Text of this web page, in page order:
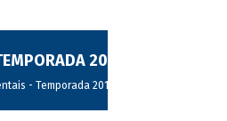
2017
- Temporada 2017